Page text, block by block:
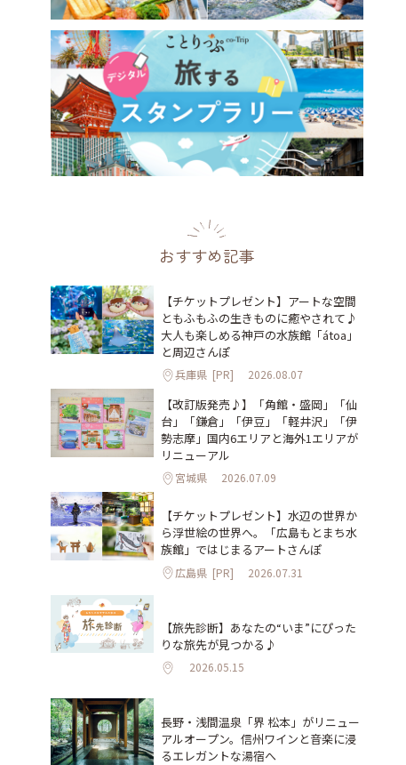
おすすめ記事
【チケットプレゼント】アートな空間
ともふもふの生きものに癒やされて♪
大人も楽しめる神戸の水族館「átoa」
と周辺さんぽ
兵庫県 [PR] 2026.08.07
【改訂版発売♪】「角館・盛岡」「仙
台」「鎌倉」「伊豆」「軽井沢」「伊
勢志摩」国内6エリアと海外1エリアが
リニューアル
宮城県 2026.07.09
【チケットプレゼント】水辺の世界か
ら浮世絵の世界へ。「広島もとまち水
族館」ではじまるアートさんぽ
広島県 [PR] 2026.07.31
【旅先診断】あなたの“いま”にぴった
りな旅先が見つかる♪
2026.05.15
長野・浅間温泉「界 松本」がリニュー
アルオープン。信州ワインと音楽に浸
るエレガントな湯宿へ